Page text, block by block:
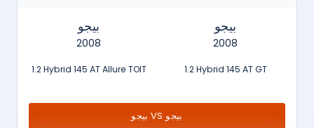
بيجو
2008
1.2 Hybrid 145 AT Allure TOIT
بيجو
2008
1.2 Hybrid 145 AT GT
بيجو VS بيجو